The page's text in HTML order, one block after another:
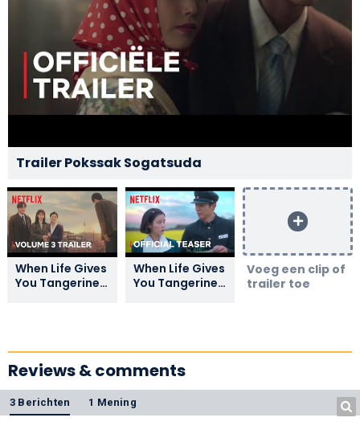
Trailer Pokssak Sogatsuda
When Life Gives
You Tangerines
When Life Gives
You Tangerines
Voeg een clip of
trailer toe
Reviews & comments
3 Berichten 1 Mening